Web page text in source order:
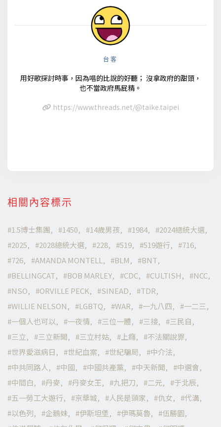
台客
用好歌探討時事，因為唱的比說的好聽； 沒拿政府的甜頭，
也不當政府馬屁精。
https://www.threads.net/@taike.taipei
相關內容標示
1.5博士集團 1450 14歲男孩 1984
2024總統大選
2025
2028總統大選 228 519 519遊行
716
726
AMANDA MONTELL BLM
BNT
BELLINGCAT
BOB MARLEY CDC CULTISH
NCC
NSO
ORVILLE PECK SINEAD
TDR
WILLIE NELSON
LGBTQ WAR 一九八四
一二三
一個人也可以
一夜情 三位一體 三接
三民自
三立
三立新聞 三立村姑 上癮
不法關說罪
世界愛滋病日
世紀血案 世紀騙局
中介法
中共同路人
中國 中國共產黨 中天新聞
中選會
中間白
丹麥 丹麥女王 九把刀 二元
于北辰
五一勞工大遊行
京華城 人民是頭家 仇女
代溝
以色列
企鵝妹 伊斯坦堡 伊瑪莫魯
伍勝園